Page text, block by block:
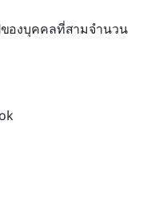
องบุคคลที่สามจำนวน